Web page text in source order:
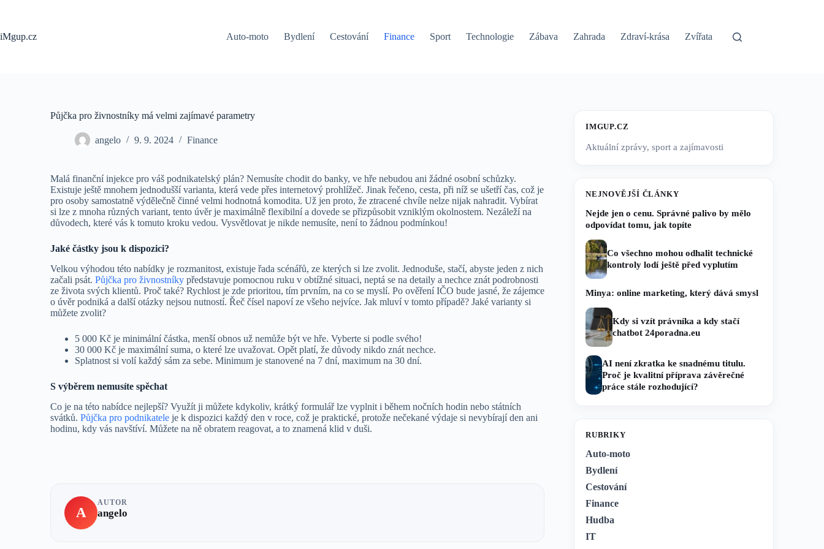
iMgup.cz
Auto-moto Bydlení Cestování Finance Sport Technologie Zábava Zahrada Zdraví-krása Zvířata
Půjčka pro živnostníky má velmi zajímavé parametry
angelo 9. 9. 2024 Finance
Malá finanční injekce pro váš podnikatelský plán? Nemusíte chodit do banky, ve hře nebudou ani žádné osobní schůzky.
Existuje ještě mnohem jednodušší varianta, která vede přes internetový prohlížeč. Jinak řečeno, cesta, při níž se ušetří čas, což je
pro osoby samostatně výdělečně činné velmi hodnotná komodita. Už jen proto, že ztracené chvíle nelze nijak nahradit. Vybírat
si lze z mnoha různých variant, tento úvěr je maximálně flexibilní a dovede se přizpůsobit vzniklým okolnostem. Nezáleží na
důvodech, které vás k tomuto kroku vedou. Vysvětlovat je nikde nemusíte, není to žádnou podmínkou!
Jaké částky jsou k dispozici?
Velkou výhodou této nabídky je rozmanitost, existuje řada scénářů, ze kterých si lze zvolit. Jednoduše, stačí, abyste jeden z nich
začali psát. Půjčka pro živnostníky představuje pomocnou ruku v obtížné situaci, neptá se na detaily a nechce znát podrobnosti
ze života svých klientů. Proč také? Rychlost je zde prioritou, tím prvním, na co se myslí. Po ověření IČO bude jasné, že zájemce
o úvěr podniká a další otázky nejsou nutností. Řeč čísel napoví ze všeho nejvíce. Jak mluví v tomto případě? Jaké varianty si
můžete zvolit?
5 000 Kč je minimální částka, menší obnos už nemůže být ve hře. Vyberte si podle svého!
30 000 Kč je maximální suma, o které lze uvažovat. Opět platí, že důvody nikdo znát nechce.
Splatnost si volí každý sám za sebe. Minimum je stanovené na 7 dní, maximum na 30 dní.
S výběrem nemusíte spěchat
Co je na této nabídce nejlepší? Využít ji můžete kdykoliv, krátký formulář lze vyplnit i během nočních hodin nebo státních
svátků. Půjčka pro podnikatele je k dispozici každý den v roce, což je praktické, protože nečekané výdaje si nevybírají den ani
hodinu, kdy vás navštíví. Můžete na ně obratem reagovat, a to znamená klid v duši.
A
AUTOR
angelo
IMGUP.CZ
Aktuální zprávy, sport a zajímavosti
NEJNOVĚJŠÍ ČLÁNKY
Nejde jen o cenu. Správné palivo by mělo
odpovídat tomu, jak topíte
Co všechno mohou odhalit technické
kontroly lodí ještě před vyplutím
Minya: online marketing, který dává smysl
Kdy si vzít právníka a kdy stačí
chatbot 24poradna.eu
AI není zkratka ke snadnému titulu.
Proč je kvalitní příprava závěrečné
práce stále rozhodující?
RUBRIKY
Auto-moto
Bydlení
Cestování
Finance
Hudba
IT